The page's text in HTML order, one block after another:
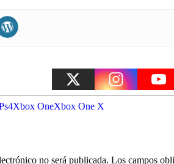
Xbox OneXbox One X
no será publicada. Los campos